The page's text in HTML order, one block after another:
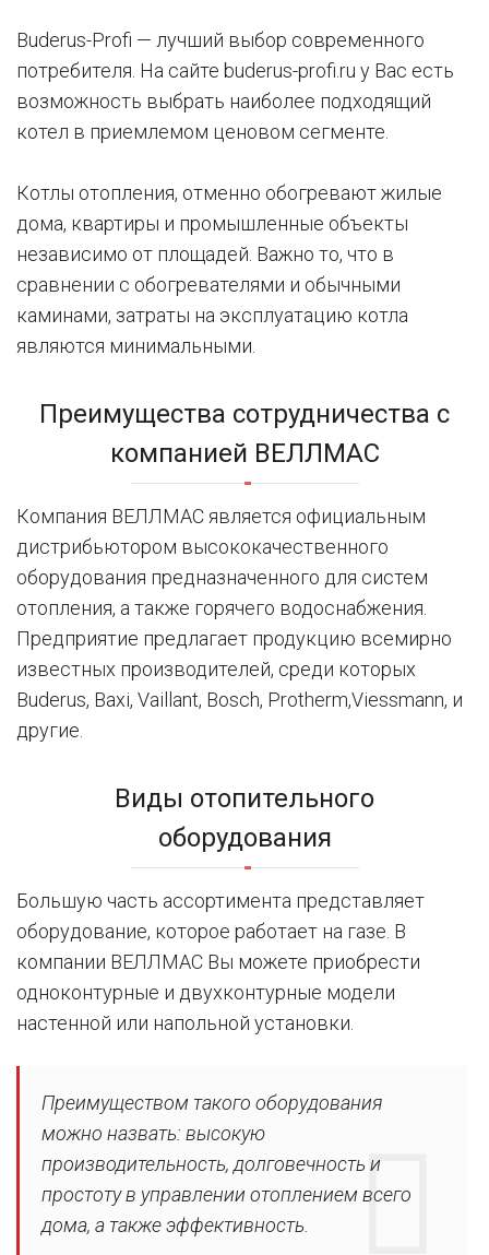
Buderus-Profi — лучший выбор современного
потребителя. На сайте buderus-profi.ru у Вас есть
возможность выбрать наиболее подходящий
котел в приемлемом ценовом сегменте.
Котлы отопления, отменно обогревают жилые
дома, квартиры и промышленные объекты
независимо от площадей. Важно то, что в
сравнении с обогревателями и обычными
каминами, затраты на эксплуатацию котла
являются минимальными.
Преимущества сотрудничества с
компанией ВЕЛЛМАС
Компания ВЕЛЛМАС является официальным
дистрибьютором высококачественного
оборудования предназначенного для систем
отопления, а также горячего водоснабжения.
Предприятие предлагает продукцию всемирно
известных производителей, среди которых
Buderus, Baxi, Vaillant, Bosch, Protherm,Viessmann, и
другие.
Виды отопительного
оборудования
Большую часть ассортимента представляет
оборудование, которое работает на газе. В
компании ВЕЛЛМАС Вы можете приобрести
одноконтурные и двухконтурные модели
настенной или напольной установки.
Преимуществом такого оборудования
можно назвать: высокую
производительность, долговечность и
простоту в управлении отоплением всего
дома, а также эффективность.